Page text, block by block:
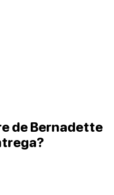
de Bernadette